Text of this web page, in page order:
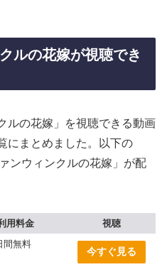
ルの花嫁が視聴でき
ルの花嫁」を視聴できる動画
にまとめました。以下の
ンウィンクルの花嫁」が配
用料金
視聴
間無料
今すぐ見る